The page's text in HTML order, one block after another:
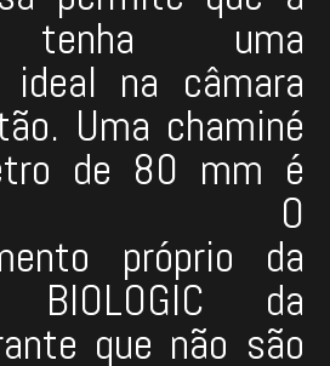
tenha uma
ideal na câmara
Uma chaminé
de 80 mm é
O
próprio da
BIOLOGIC da
que não são